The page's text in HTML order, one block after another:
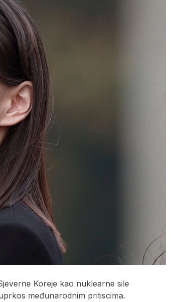
Koreje kao nuklearne sile
međunarodnim pritiscima.